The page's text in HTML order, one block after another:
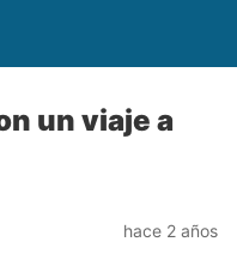
un viaje a
hace 2 años